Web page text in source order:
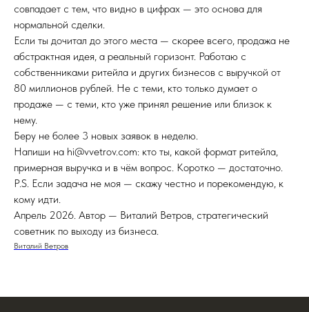
совпадает с тем, что видно в цифрах — это основа для
нормальной сделки.
Если ты дочитал до этого места — скорее всего, продажа не
абстрактная идея, а реальный горизонт. Работаю с
собственниками ритейла и других бизнесов с выручкой от
80 миллионов рублей. Не с теми, кто только думает о
продаже — с теми, кто уже принял решение или близок к
нему.
Беру не более 3 новых заявок в неделю.
Напиши на hi@vvetrov.com: кто ты, какой формат ритейла,
примерная выручка и в чём вопрос. Коротко — достаточно.
P.S. Если задача не моя — скажу честно и порекомендую, к
кому идти.
Апрель 2026. Автор — Виталий Ветров, стратегический
советник по выходу из бизнеса.
Виталий Ветров